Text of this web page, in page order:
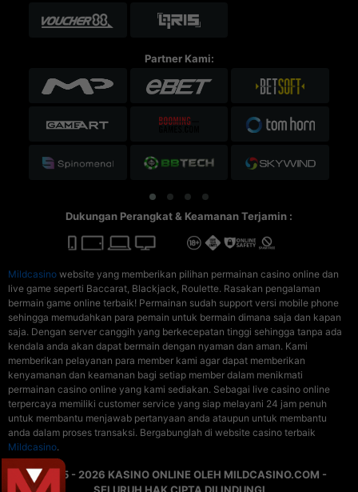
Partner Kami:
Dukungan Perangkat & Keamanan Terjamin :
Mildcasino website yang memberikan pilihan permainan casino online dan
live game seperti Baccarat, Blackjack, Roulette. Rasakan pengalaman
bermain game online terbaik! Permainan sudah support versi mobile phone
sehingga memudahkan para pemain untuk bermain dimana saja dan kapan
saja. Dengan server canggih yang berkecepatan tinggi sehingga tanpa ada
kendala anda akan dapat bermain dengan nyaman dan aman. Kami
memberikan pelayanan para member kami agar dapat memberikan
kenyamanan dan keamanan bagi setiap member dalam menikmati
permainan casino online yang kami sediakan. Sebagai live casino online
terpercaya memiliki customer service yang siap melayani 24 jam penuh
untuk membantu menjawab pertanyaan anda ataupun untuk membantu
anda dalam proses transaksi. Bergabunglah di website casino terbaik
Mildcasino.
© 2015 - 2026 KASINO ONLINE OLEH MILDCASINO.COM -
SELURUH HAK CIPTA DILINDUNGI